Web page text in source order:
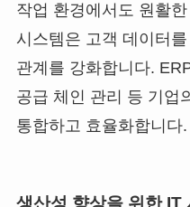
작업 환경에서도 원활
시스템은 고객 데이터
관계를 강화합니다.
공급 체인 관리 등 기업
통합하고 효율화합니다.
생산성 향상을 위한 IT